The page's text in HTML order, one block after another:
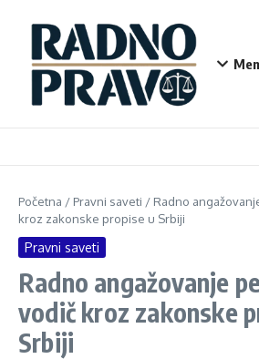
Početna / Pravni saveti / Radno
kroz zakonske propise u Srbiji
Pravni saveti
Radno angažovanje
vodič kroz zakonske
Srbiji